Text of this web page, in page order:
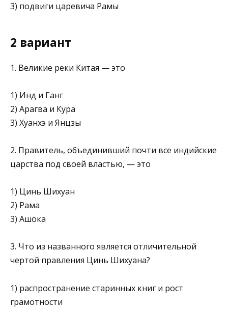
3) подвиги царевича Рамы
2 вариант
1. Великие реки Китая — это
1) Инд и Ганг
2) Арагва и Кура
3) Хуанхэ и Янцзы
2. Правитель, объединивший почти все индийские
царства под своей властью, — это
1) Цинь Шихуан
2) Рама
3) Ашока
3. Что из названного является отличительной
чертой правления Цинь Шихуана?
1) распространение старинных книг и рост
грамотности